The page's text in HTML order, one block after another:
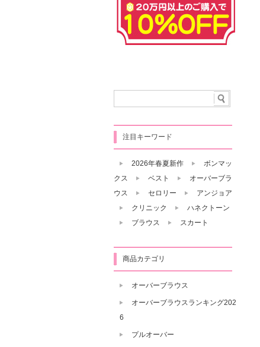
注目キーワード
2026年春夏新作
ボンマッ
クス
ベスト
オーバーブラ
ウス
セロリー
アンジョア
クリニック
ハネクトーン
ブラウス
スカート
商品カテゴリ
オーバーブラウス
オーバーブラウスランキング202
6
プルオーバー